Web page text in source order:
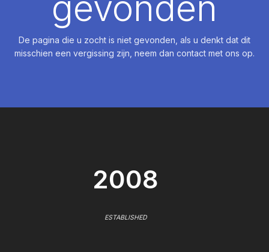
De pagina die u zocht is niet gevonden, als u denkt dat dit
misschien een vergissing zijn, neem dan contact met ons op.
2008
ESTABLISHED